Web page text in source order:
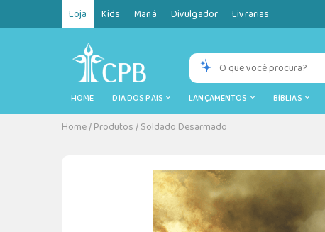
Loja Kids Maná Divulgador Livrarias
HOME DIA DOS PAIS LANÇAMENTOS BÍBLIAS
Home/Produtos/Soldado Desarmado